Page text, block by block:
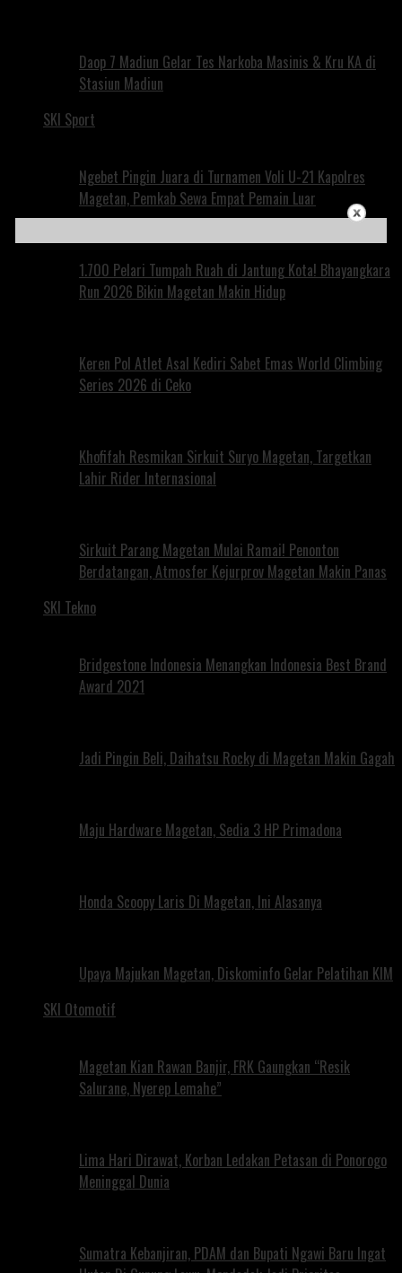
Daop 7 Madiun Gelar Tes Narkoba Masinis & Kru KA di
Stasiun Madiun
SKI Sport
Ngebet Pingin Juara di Turnamen Voli U-21 Kapolres
Magetan, Pemkab Sewa Empat Pemain Luar
1.700 Pelari Tumpah Ruah di Jantung Kota! Bhayangkara
Run 2026 Bikin Magetan Makin Hidup
Keren Pol Atlet Asal Kediri Sabet Emas World Climbing
Series 2026 di Ceko
Khofifah Resmikan Sirkuit Suryo Magetan, Targetkan
Lahir Rider Internasional
Sirkuit Parang Magetan Mulai Ramai! Penonton
Berdatangan, Atmosfer Kejurprov Magetan Makin Panas
SKI Tekno
Bridgestone Indonesia Menangkan Indonesia Best Brand
Award 2021
Jadi Pingin Beli, Daihatsu Rocky di Magetan Makin Gagah
Maju Hardware Magetan, Sedia 3 HP Primadona
Honda Scoopy Laris Di Magetan, Ini Alasanya
Upaya Majukan Magetan, Diskominfo Gelar Pelatihan KIM
SKI Otomotif
Magetan Kian Rawan Banjir, FRK Gaungkan “Resik
Salurane, Nyerep Lemahe”
Lima Hari Dirawat, Korban Ledakan Petasan di Ponorogo
Meninggal Dunia
Sumatra Kebanjiran, PDAM dan Bupati Ngawi Baru Ingat